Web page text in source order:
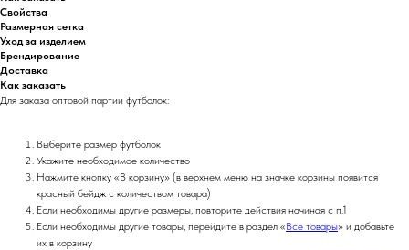
Свойства
Размерная сетка
Уход за изделием
Брендирование
Доставка
Как заказать
Для заказа оптовой партии футболок:
Выберите размер футболок
Укажите необходимое количество
Нажмите кнопку «В корзину» (в верхнем меню на значке корзины появится
красный бейдж с количеством товара)
Если необходимы другие размеры, повторите действия начиная с п.1
Если необходимы другие товары, перейдите в раздел «Все товары» и добавьте
их в корзину